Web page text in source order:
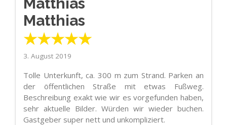
Matthias
★★★★★
3. August 2019
Tolle Unterkunft, ca. 300 m zum Strand. Parken an
der öffentlichen Straße mit etwas Fußweg.
Beschreibung exakt wie wir es vorgefunden haben,
sehr aktuelle Bilder. Würden wir wieder buchen.
Gastgeber super nett und unkompliziert.